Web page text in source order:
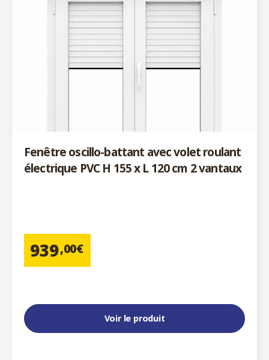
Fenêtre oscillo-battant avec volet roulant
électrique PVC H 155 x L 120 cm 2 vantaux
939,00€
Voir le produit